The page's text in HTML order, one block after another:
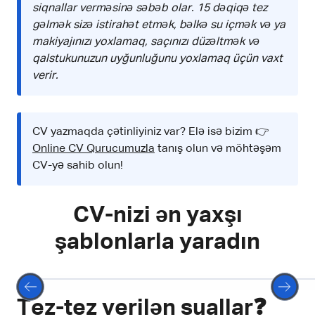
siqnallar verməsinə səbəb olar. 15 dəqiqə tez
gəlmək sizə istirahət etmək, bəlkə su içmək və ya
makiyajınızı yoxlamaq, saçınızı düzəltmək və
qalstukunuzun uyğunluğunu yoxlamaq üçün vaxt
verir.
CV yazmaqda çətinliyiniz var? Elə isə bizim 👉
Online CV Qurucumuzla tanış olun və möhtəşəm
CV-yə sahib olun!
CV-nizi ən yaxşı
şablonlarla yaradın
Tez-tez verilən suallar❓